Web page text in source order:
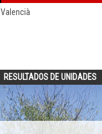
Valencià
RESULTADOS DE UNIDADES